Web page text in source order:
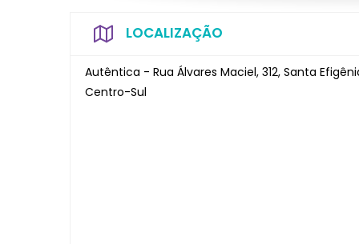
LOCALIZAÇÃO
Autêntica - Rua Álvares Maciel, 312, Santa
Centro-Sul